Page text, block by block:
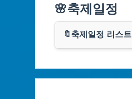
인천광역시
광주광역시
쿠팡
클룩
🌸축제일정
🔖축제일정 리스트